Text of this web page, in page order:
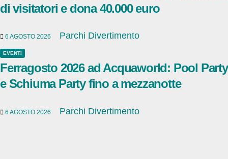
di visitatori e dona 40.000 euro
6 AGOSTO 2026 Parchi Divertimento
EVENTI
Ferragosto 2026 ad Acquaworld: Pool Party
e Schiuma Party fino a mezzanotte
6 AGOSTO 2026 Parchi Divertimento